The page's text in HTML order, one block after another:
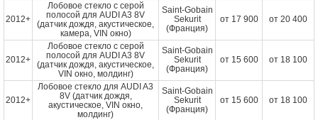
2012+
Лобовое стекло с серой
полосой для AUDI A3 8V
(датчик дождя, акустическое,
камера, VIN окно)
Saint-Gobain
Sekurit
(Франция)
от 17 900 от 20 400
2012+
Лобовое стекло с серой
полосой для AUDI A3 8V
(датчик дождя, акустическое,
VIN окно, молдинг)
Saint-Gobain
Sekurit
(Франция)
от 15 600 от 18 100
2012+
Лобовое стекло для AUDI A3
8V (датчик дождя,
акустическое, VIN окно,
молдинг)
Saint-Gobain
Sekurit
(Франция)
от 15 600 от 18 100